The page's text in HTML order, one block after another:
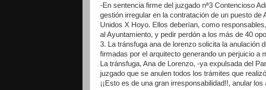
-En sentencia firme del juzgado nª3 Contencioso
gestión irregular en la contratación de un puesto
Unidos X Hoyo. Ellos deberían, como
al Ayuntamiento, y pedir perdón a los más de 40
3. La tránsfuga ana de lorenzo solicita la anulación
firmadas por el arquitecto generando un perjuicio a
La tránsfuga, Ana de Lorenzo, -ya expulsada del
juzgado que se anulen todos los trámites que
¡¡Esto es de una gran irresponsabilidad!!, anular